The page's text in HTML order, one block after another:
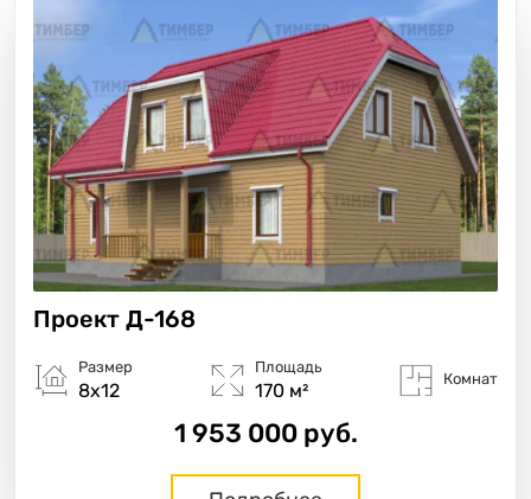
Проект Д-168
Размер
8х12
Площадь
170 м²
Комнат
1 953 000 руб.